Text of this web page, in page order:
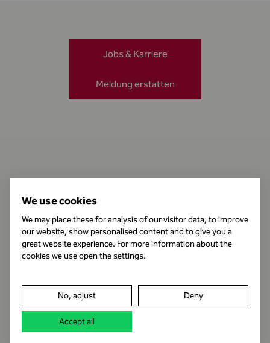
Öffnungszeiten
Datenschutz
Rechtshinweis
Jobs & Karriere
Meldung erstatten
We use cookies
We may place these for analysis of our visitor data, to improve
our website, show personalised content and to give you a
great website experience. For more information about the
cookies we use open the settings.
No, adjust Deny
Accept all